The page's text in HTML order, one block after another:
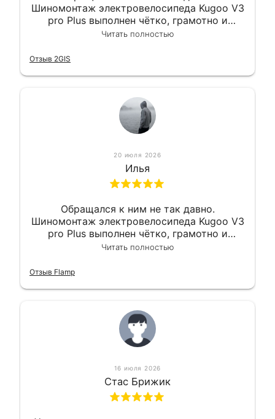
Шиномонтаж электровелосипеда Kugoo V3
pro Plus выполнен чётко, грамотно и
квалифицированно. Всё сделано
Читать полностью
Отзыв 2GIS
20 июля 2026
Илья
Обращался к ним не так давно.
Шиномонтаж электровелосипеда Kugoo V3
pro Plus выполнен чётко, грамотно и
квалифицированно. Всё сделано
Читать полностью
Отзыв Flamp
16 июля 2026
Стас Брижик